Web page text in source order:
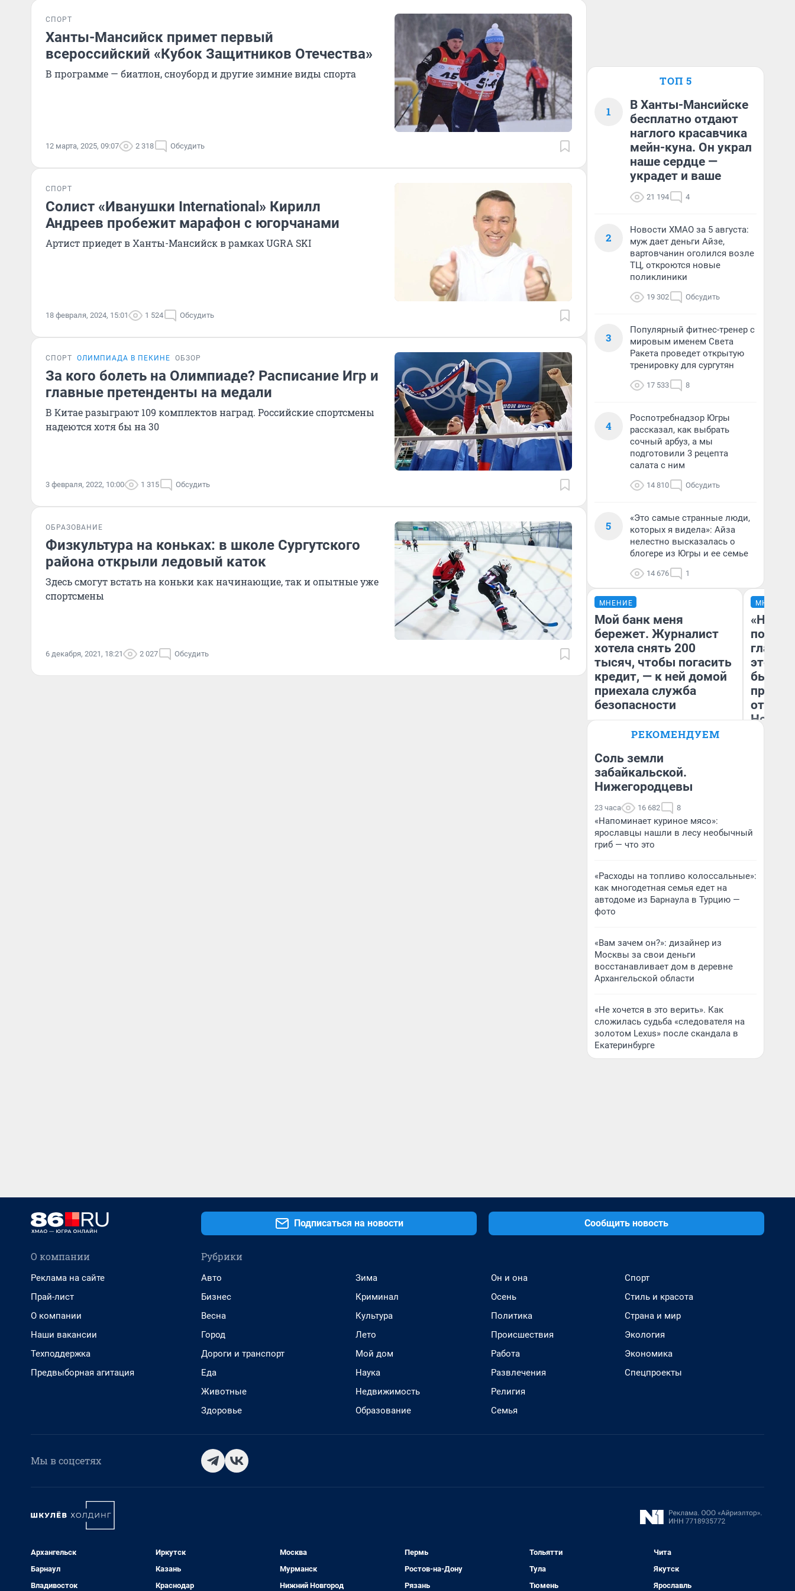
СПОРТ
Ханты-Мансийск примет первый
всероссийский «Кубок Защитников Отечества»
В программе — биатлон, сноуборд и другие зимние виды спорта
12 марта, 2025, 09:07 2 318 Обсудить
СПОРТ
Солист «Иванушки International» Кирилл
Андреев пробежит марафон с югорчанами
Артист приедет в Ханты-Мансийск в рамках UGRA SKI
18 февраля, 2024, 15:01 1 524 Обсудить
СПОРТ ОЛИМПИАДА В ПЕКИНЕ ОБЗОР
За кого болеть на Олимпиаде? Расписание Игр и
главные претенденты на медали
В Китае разыграют 109 комплектов наград. Российские спортсмены
надеются хотя бы на 30
3 февраля, 2022, 10:00 1 315 Обсудить
ОБРАЗОВАНИЕ
Физкультура на коньках: в школе Сургутского
района открыли ледовый каток
Здесь смогут встать на коньки как начинающие, так и опытные уже
спортсмены
6 декабря, 2021, 18:21 2 027 Обсудить
ТОП 5
1
В Ханты-Мансийске
бесплатно отдают
наглого красавчика
мейн-куна. Он украл
наше сердце —
украдет и ваше
21 194 4
2
Новости ХМАО за 5 августа:
муж дает деньги Айзе,
вартовчанин оголился возле
ТЦ, откроются новые
поликлиники
19 302 Обсудить
3
Популярный фитнес-тренер с
мировым именем Света
Ракета проведет открытую
тренировку для сургутян
17 533 8
4
Роспотребнадзор Югры
рассказал, как выбрать
сочный арбуз, а мы
подготовили 3 рецепта
салата с ним
14 810 Обсудить
5
«Это самые странные люди,
которых я видела»: Айза
нелестно высказалась о
блогере из Югры и ее семье
14 676 1
МНЕНИЕ
Мой банк меня
бережет. Журналист
хотела снять 200
тысяч, чтобы погасить
кредит, — к ней домой
приехала служба
безопасности
Ксения Владимирская
МНЕНИЕ
этого
бьет
отзыв
Нолана
РЕКОМЕНДУЕМ
Соль земли
забайкальской.
Нижегородцевы
23 часа 16 682 8
«Напоминает куриное мясо»:
ярославцы нашли в лесу необычный
гриб — что это
«Расходы на топливо колоссальные»:
как многодетная семья едет на
автодоме из Барнаула в Турцию —
фото
«Вам зачем он?»: дизайнер из
Москвы за свои деньги
восстанавливает дом в деревне
Архангельской области
«Не хочется в это верить». Как
сложилась судьба «следователя на
золотом Lexus» после скандала в
Екатеринбурге
Подписаться на новости Сообщить новость
О компании
Реклама на сайте
Прай-лист
О компании
Наши вакансии
Техподдержка
Предвыборная агитация
Рубрики
Авто
Бизнес
Весна
Город
Дороги и транспорт
Еда
Животные
Здоровье
Зима
Криминал
Культура
Лето
Мой дом
Наука
Недвижимость
Образование
Он и она
Осень
Политика
Происшествия
Работа
Развлечения
Религия
Семья
Спорт
Стиль и красота
Страна и мир
Экология
Экономика
Спецпроекты
Мы в соцсетях
Архангельск
Барнаул
Владивосток
Иркутск
Казань
Краснодар
Москва
Мурманск
Нижний Новгород
Пермь
Ростов-на-Дону
Рязань
Тольятти
Тула
Тюмень
Чита
Якутск
Ярославль